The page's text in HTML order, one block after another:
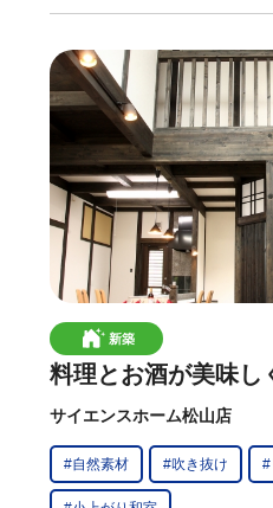
新築
料理とお酒が美味し
サイエンスホーム松山店
#自然素材 #吹き抜け #